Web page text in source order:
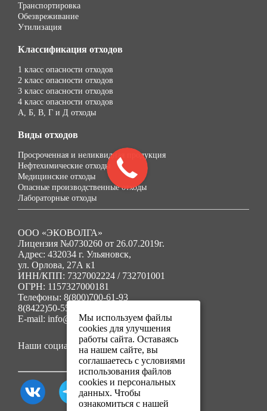
Транспортировка
Обезвреживание
Утилизация
Классификация отходов
1 класс опасности отходов
2 класс опасности отходов
3 класс опасности отходов
4 класс опасности отходов
А, Б, В, Г и Д отходы
Виды отходов
Просроченная и неликвидная продукция
Нефтехимические отходы
Медицинские отходы
Опасные производственные отходы
Лабораторные отходы
ООО «ЭКОВОЛГА»
Лицензия №0730260 от 26.07.2019г.
Адрес: 432034 г. Ульяновск,
ул. Орлова, 27А к1
ИНН/КПП: 7327002224 / 732701001
ОГРН: 1157327000181
Телефоны: 8(800)700-61-93
8(8422)50-55-91
E-mail: info@ecovolga73.ru
Наши социальные сети:
Мы используем файлы
cookies для улучшения
работы сайта. Оставаясь
на нашем сайте, вы
соглашаетесь с условиями
использования файлов
cookies и персональных
данных. Чтобы
ознакомиться с нашей